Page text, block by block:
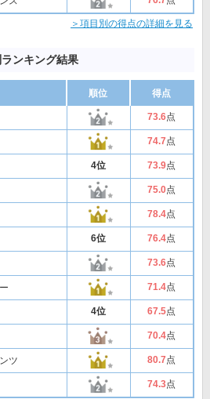
＞項目別の得点の詳細を見る
ンキング結果
順位 得点
73.6点
74.7点
4位 73.9点
75.0点
78.4点
6位 76.4点
73.6点
71.4点
4位 67.5点
70.4点
ツ 80.7点
74.3点